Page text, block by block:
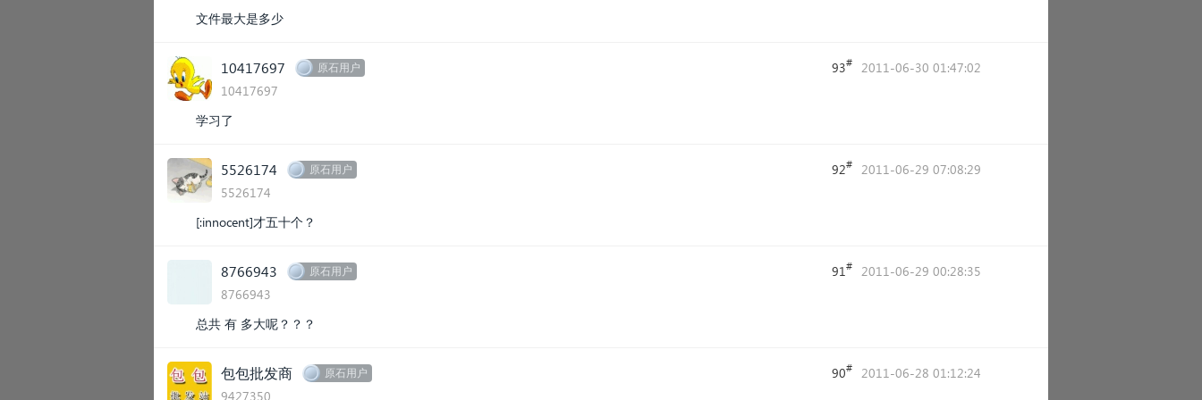
文件最大是多少
10417697 原石用户
10417697
93# 2011-06-30 01:47:02
学习了
5526174 原石用户
5526174
92# 2011-06-29 07:08:29
[:innocent]才五十个？
8766943 原石用户
8766943
91# 2011-06-29 00:28:35
总共 有 多大呢？？？
包包批发商 原石用户
9427350
90# 2011-06-28 01:12:24